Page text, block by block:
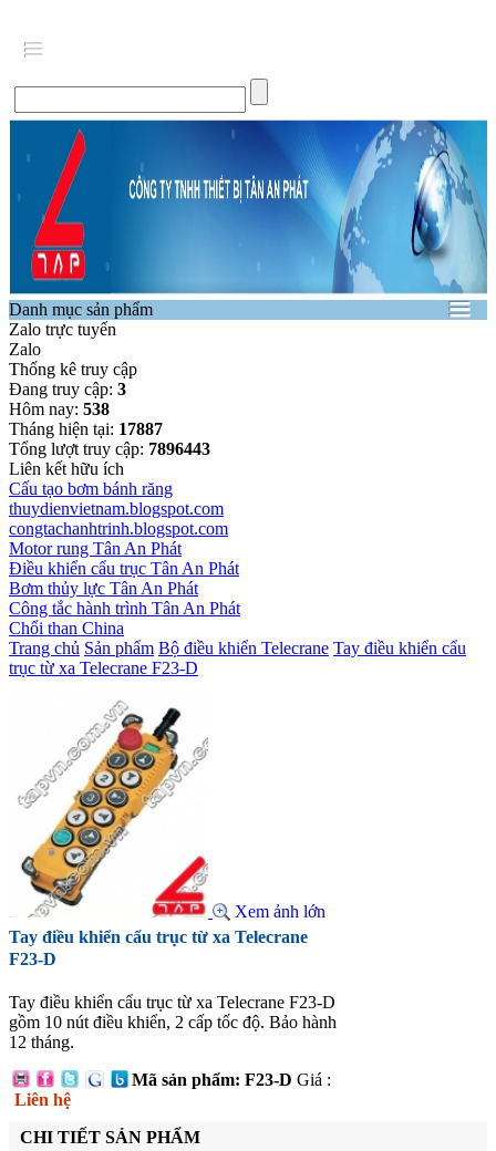
Danh mục sản phẩm
Zalo trực tuyến
Zalo
Thống kê truy cập
Đang truy cập: 3
Hôm nay: 538
Tháng hiện tại: 17887
Tổng lượt truy cập: 7896443
Liên kết hữu ích
Cấu tạo bơm bánh răng
thuydienvietnam.blogspot.com
congtachanhtrinh.blogspot.com
Motor rung Tân An Phát
Điều khiển cẩu trục Tân An Phát
Bơm thủy lực Tân An Phát
Công tắc hành trình Tân An Phát
Chổi than China
Trang chủ Sản phẩm Bộ điều khiển Telecrane Tay điều khiển cẩu
trục từ xa Telecrane F23-D
Xem ảnh lớn
Tay điều khiển cẩu trục từ xa Telecrane
F23-D
Tay điều khiển cẩu trục từ xa Telecrane F23-D
gồm 10 nút điều khiển, 2 cấp tốc độ. Bảo hành
12 tháng.
Mã sản phẩm: F23-D Giá :
Liên hệ
CHI TIẾT SẢN PHẨM